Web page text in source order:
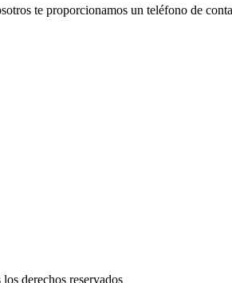
te proporcionamos un teléfono de
los derechos reservados